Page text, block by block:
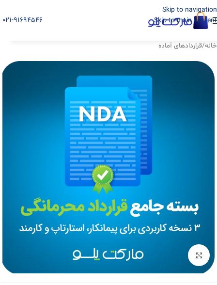
Skip to navigation
Skip to main content
021-91694546
خانه/قراردادهای آماده
بزرگنمایی تصویر